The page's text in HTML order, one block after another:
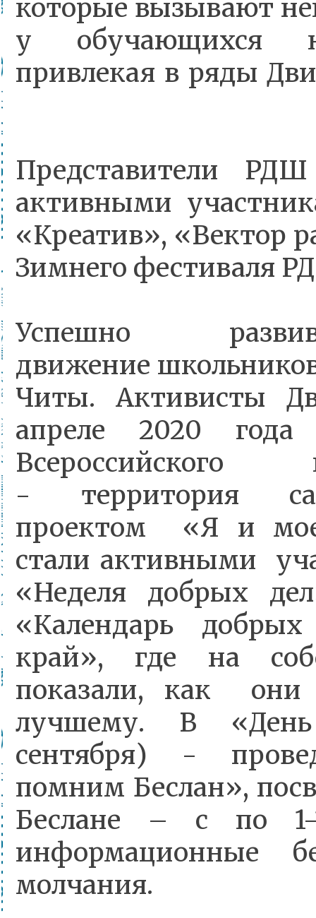
которые вызывают
у обучающихся
привлекая в ряды
Представители
активными
«Креатив», «Вектор
Зимнего фестиваля
Успешно
движение
Читы. Активисты
апреле 2020
- территория
проектом «Я и мое
стали активными
«Неделя добрых
«Календарь добрых
край», где на
показали, как
лучшему. В «День
сентября) -
помним Беслан»,
Беслане – с по 1-
информационные
молчания.